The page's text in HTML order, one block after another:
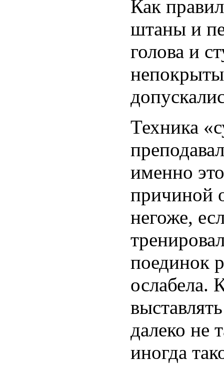
Как
штаны и
голова и
Техника
именно
причиной
негоже,
поединок
ослабела.
далеко не
иногда